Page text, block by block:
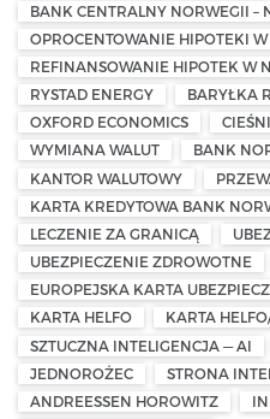
BANK CENTRALNY NORWEGII –
OPROCENTOWANIE HIPOTEKI
REFINANSOWANIE HIPOTEK W
RYSTAD ENERGY
BARYŁKA
OXFORD ECONOMICS
WYMIANA WALUT
BANK
KANTOR WALUTOWY
KARTA KREDYTOWA BANK
LECZENIE ZA GRANICĄ
UBEZPIECZENIE ZDROWOTNE
EUROPEJSKA KARTA
KARTA HELFO
KARTA
SZTUCZNA INTELIGENCJA — AI
JEDNOROŻEC
STRONA
ANDREESSEN HOROWITZ